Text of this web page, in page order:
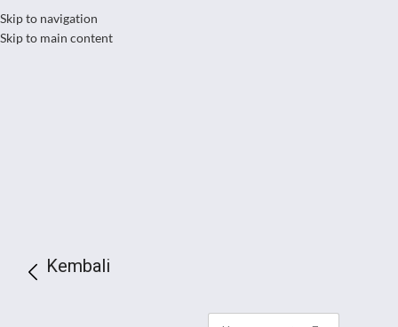
Skip to navigation
Skip to main content
Kembali